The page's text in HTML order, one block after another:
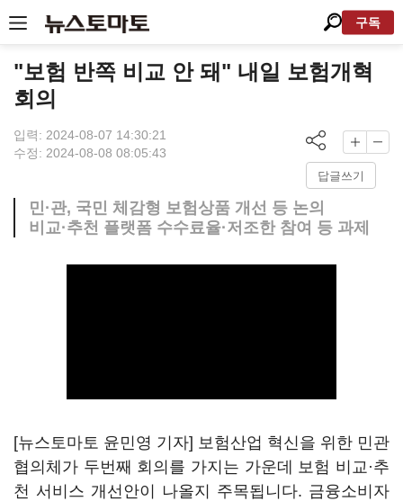
구독
"보험 반쪽 비교 안 돼" 내일 보험개혁
회의
입력: 2024-08-07 14:30:21
수정: 2024-08-08 08:05:43
답글쓰기
민·관, 국민 체감형 보험상품 개선 등 논의
비교·추천 플랫폼 수수료율·저조한 참여 등 과제
[뉴스토마토 윤민영 기자] 보험산업 혁신을 위한 민관
협의체가 두번째 회의를 가지는 가운데 보험 비교·추
천 서비스 개선안이 나올지 주목됩니다. 금융소비자